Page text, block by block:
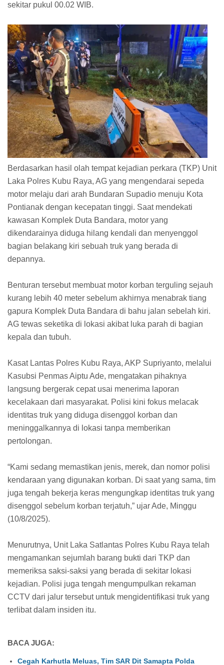
sekitar pukul 00.02 WIB.
Berdasarkan hasil olah tempat kejadian perkara (TKP) Unit
Laka Polres Kubu Raya, AG yang mengendarai sepeda
motor melaju dari arah Bundaran Supadio menuju Kota
Pontianak dengan kecepatan tinggi. Saat mendekati
kawasan Komplek Duta Bandara, motor yang
dikendarainya diduga hilang kendali dan menyenggol
bagian belakang kiri sebuah truk yang berada di
depannya.
Benturan tersebut membuat motor korban terguling sejauh
kurang lebih 40 meter sebelum akhirnya menabrak tiang
gapura Komplek Duta Bandara di bahu jalan sebelah kiri.
AG tewas seketika di lokasi akibat luka parah di bagian
kepala dan tubuh.
Kasat Lantas Polres Kubu Raya, AKP Supriyanto, melalui
Kasubsi Penmas Aiptu Ade, mengatakan pihaknya
langsung bergerak cepat usai menerima laporan
kecelakaan dari masyarakat. Polisi kini fokus melacak
identitas truk yang diduga disenggol korban dan
meninggalkannya di lokasi tanpa memberikan
pertolongan.
“Kami sedang memastikan jenis, merek, dan nomor polisi
kendaraan yang digunakan korban. Di saat yang sama, tim
juga tengah bekerja keras mengungkap identitas truk yang
disenggol sebelum korban terjatuh,” ujar Ade, Minggu
(10/8/2025).
Menurutnya, Unit Laka Satlantas Polres Kubu Raya telah
mengamankan sejumlah barang bukti dari TKP dan
memeriksa saksi-saksi yang berada di sekitar lokasi
kejadian. Polisi juga tengah mengumpulkan rekaman
CCTV dari jalur tersebut untuk mengidentifikasi truk yang
terlibat dalam insiden itu.
BACA JUGA:
Cegah Karhutla Meluas, Tim SAR Dit Samapta Polda